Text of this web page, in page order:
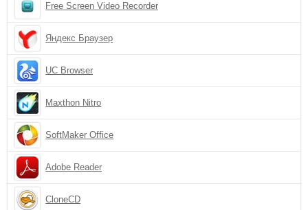
Free Screen Video Recorder
Яндекс Браузер
UC Browser
Maxthon Nitro
SoftMaker Office
Adobe Reader
CloneCD